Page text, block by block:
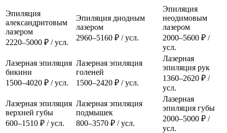
Эпиляция
александритовым
лазером
2220–5000 ₽ / усл.
Эпиляция диодным
лазером
2960–5160 ₽ / усл.
Эпиляция
неодимовым
лазером
2000–5600 ₽ /
усл.
Лазерная эпиляция
бикини
1500–4020 ₽ / усл.
Лазерная эпиляция
голеней
1500–2420 ₽ / усл.
Лазерная
эпиляция рук
1360–2620 ₽ /
усл.
Лазерная эпиляция
верхней губы
600–1510 ₽ / усл.
Лазерная эпиляция
подмышек
800–3570 ₽ / усл.
Лазерная
эпиляция губы
2000–5000 ₽ /
усл.